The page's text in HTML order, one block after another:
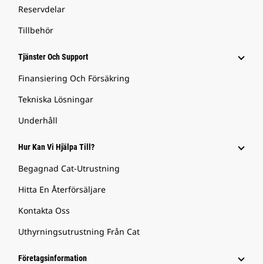
Reservdelar
Tillbehör
Tjänster Och Support
Finansiering Och Försäkring
Tekniska Lösningar
Underhåll
Hur Kan Vi Hjälpa Till?
Begagnad Cat-Utrustning
Hitta En Återförsäljare
Kontakta Oss
Uthyrningsutrustning Från Cat
Företagsinformation